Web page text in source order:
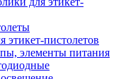
этикет-пистолетов
элементы питания